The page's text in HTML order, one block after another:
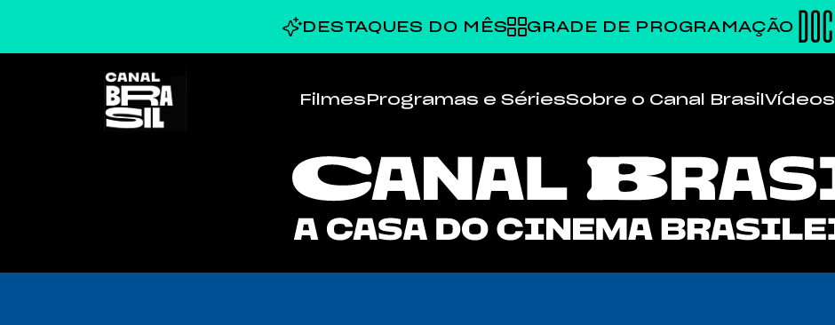
DESTAQUES DO MÊS GRADE DE PROGRAMAÇÃO
FilmesProgramas e SériesSobre o Canal BrasilVídeos